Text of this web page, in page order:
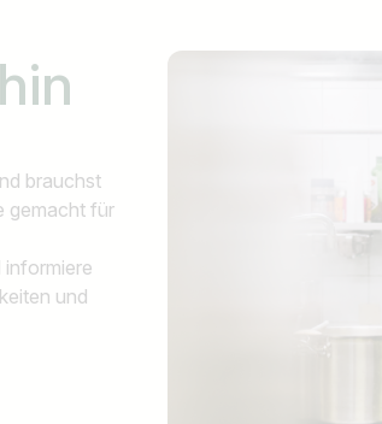
brauchst
gemacht für
informiere
und